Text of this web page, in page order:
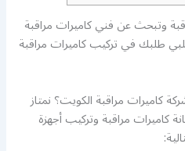
وتبحث عن فني كاميرات مراقبة
طلبك في تركيب كاميرات مراقبة
كاميرات مراقبة الكويت؟ نمتاز
مراقبة وتركيب أجهزة